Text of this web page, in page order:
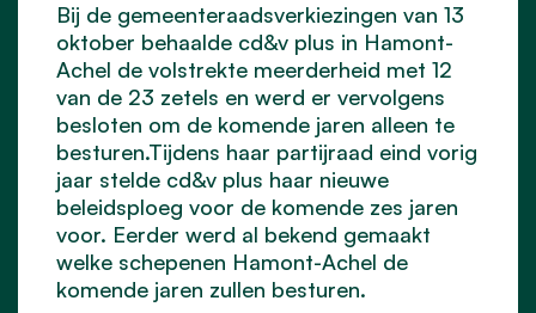
Bij de gemeenteraadsverkiezingen van 13
oktober behaalde cd&v plus in Hamont-
Achel de volstrekte meerderheid met 12
van de 23 zetels en werd er vervolgens
besloten om de komende jaren alleen te
besturen.Tijdens haar partijraad eind vorig
jaar stelde cd&v plus haar nieuwe
beleidsploeg voor de komende zes jaren
voor. Eerder werd al bekend gemaakt
welke schepenen Hamont-Achel de
komende jaren zullen besturen.